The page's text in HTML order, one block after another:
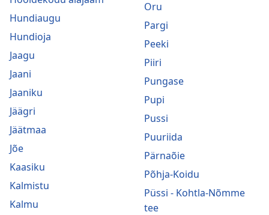
Hundiaugu
Hundioja
Jaagu
Jaani
Jaaniku
Jäägri
Jäätmaa
Jõe
Kaasiku
Kalmistu
Kalmu
Oru
Pargi
Peeki
Piiri
Pungase
Pupi
Pussi
Puuriida
Pärnaõie
Põhja-Koidu
Püssi - Kohtla-Nõmme
tee